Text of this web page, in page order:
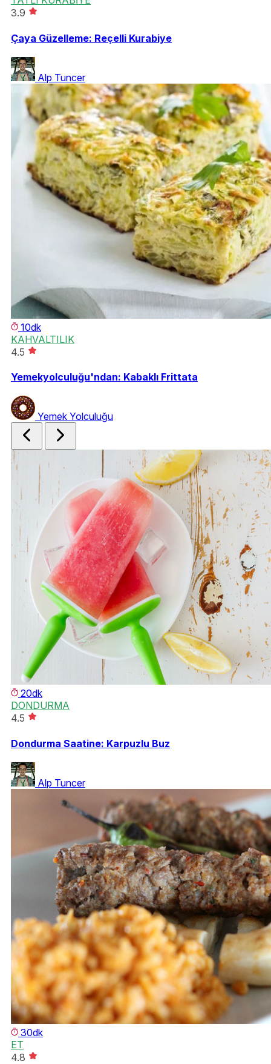
3.9
Çaya Güzelleme: Reçelli Kurabiye
Alp Tuncer
10dk
KAHVALTILIK
4.5
Yemekyolculuğu'ndan: Kabaklı Frittata
Yemek Yolculuğu
20dk
DONDURMA
4.5
Dondurma Saatine: Karpuzlu Buz
Alp Tuncer
30dk
ET
4.8